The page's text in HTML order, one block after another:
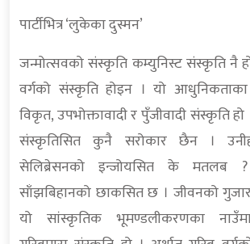
पार्टीभित्र ‘लुकेका दुस्मन’
जन्मोत्सवको संस्कृति कम्युनिस्ट संस्कृति नै
वर्गको संस्कृति होइन । यो आधुनिकताका
विकृत, उपभोक्तावादी र पुँजीवादी संस्कृति हो
संस्कृतिसित कुनै सरोकार छैन ।
सेलिब्रेसनको इन्जोयसित के
साँझबिहानको छाकसित छ । जीवनको
यो सांस्कृतिक भूमण्डलीकरणका नाउँमा